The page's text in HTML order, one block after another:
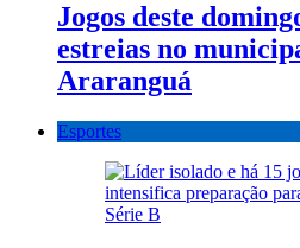
Jogos deste
estreias no
Araranguá
Esportes